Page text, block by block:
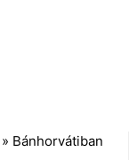
» Bánhorvátiban